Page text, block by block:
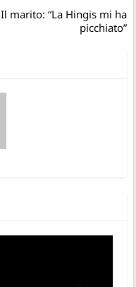
Il marito: “La Hingis mi ha
picchiato”